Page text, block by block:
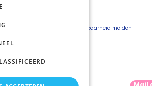
Beveiligingskwetsbaarheid melden
Mail